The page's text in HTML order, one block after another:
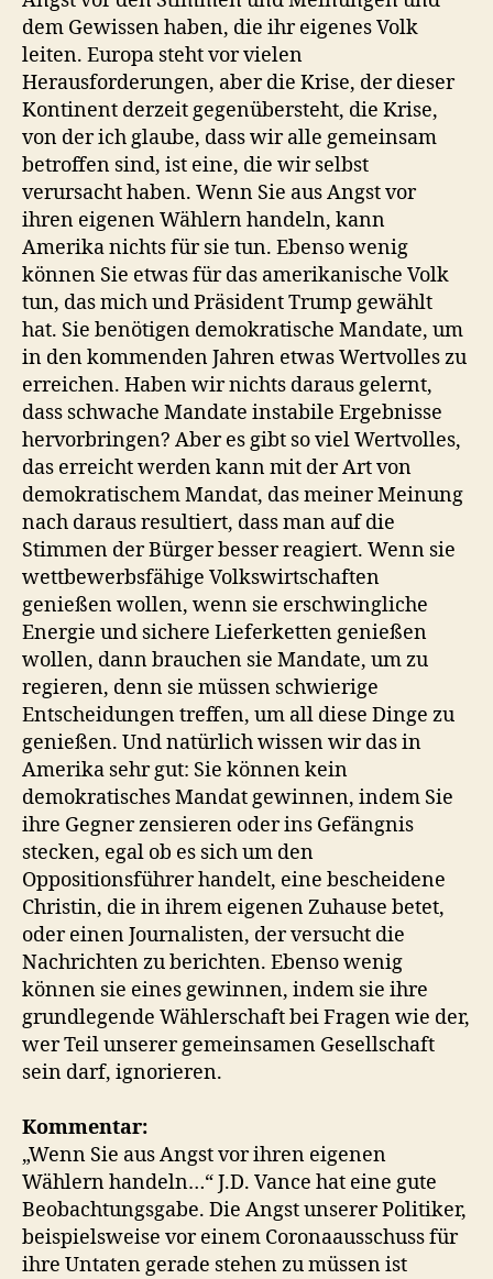
dem Gewissen haben, die ihr eigenes Volk
leiten. Europa steht vor vielen
Herausforderungen, aber die Krise, der dieser
Kontinent derzeit gegenübersteht, die Krise,
von der ich glaube, dass wir alle gemeinsam
betroffen sind, ist eine, die wir selbst
verursacht haben. Wenn Sie aus Angst vor
ihren eigenen Wählern handeln, kann
Amerika nichts für sie tun. Ebenso wenig
können Sie etwas für das amerikanische Volk
tun, das mich und Präsident Trump gewählt
hat. Sie benötigen demokratische Mandate, um
in den kommenden Jahren etwas Wertvolles zu
erreichen. Haben wir nichts daraus gelernt,
dass schwache Mandate instabile Ergebnisse
hervorbringen? Aber es gibt so viel Wertvolles,
das erreicht werden kann mit der Art von
demokratischem Mandat, das meiner Meinung
nach daraus resultiert, dass man auf die
Stimmen der Bürger besser reagiert. Wenn sie
wettbewerbsfähige Volkswirtschaften
genießen wollen, wenn sie erschwingliche
Energie und sichere Lieferketten genießen
wollen, dann brauchen sie Mandate, um zu
regieren, denn sie müssen schwierige
Entscheidungen treffen, um all diese Dinge zu
genießen. Und natürlich wissen wir das in
Amerika sehr gut: Sie können kein
demokratisches Mandat gewinnen, indem Sie
ihre Gegner zensieren oder ins Gefängnis
stecken, egal ob es sich um den
Oppositionsführer handelt, eine bescheidene
Christin, die in ihrem eigenen Zuhause betet,
oder einen Journalisten, der versucht die
Nachrichten zu berichten. Ebenso wenig
können sie eines gewinnen, indem sie ihre
grundlegende Wählerschaft bei Fragen wie der,
wer Teil unserer gemeinsamen Gesellschaft
sein darf, ignorieren.
Kommentar:
„Wenn Sie aus Angst vor ihren eigenen
Wählern handeln…“ J.D. Vance hat eine gute
Beobachtungsgabe. Die Angst unserer Politiker,
beispielsweise vor einem Coronaausschuss für
ihre Untaten gerade stehen zu müssen ist